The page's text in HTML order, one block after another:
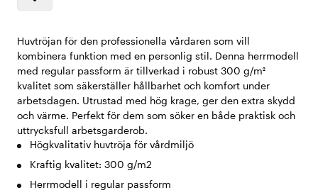
Huvtröjan för den professionella vårdaren som vill
kombinera funktion med en personlig stil. Denna herrmodell
med regular passform är tillverkad i robust 300 g/m²
kvalitet som säkerställer hållbarhet och komfort under
arbetsdagen. Utrustad med hög krage, ger den extra skydd
och värme. Perfekt för dem som söker en både praktisk och
uttrycksfull arbetsgarderob.
Högkvalitativ huvtröja för vårdmiljö
Kraftig kvalitet: 300 g/m2
Herrmodell i regular passform